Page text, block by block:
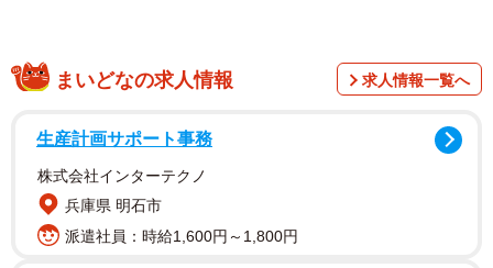
まいどなの求人情報 求人情報一覧へ
生産計画サポート事務
株式会社インターテクノ
兵庫県 明石市
派遣社員：時給1,600円～1,800円